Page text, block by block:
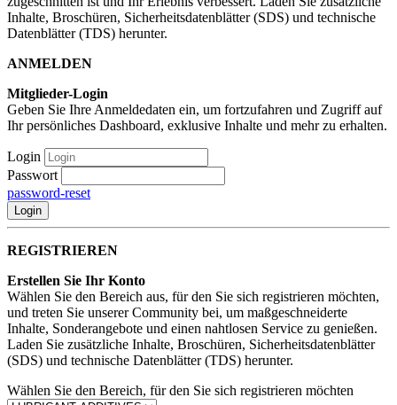
Inhalte, Broschüren, Sicherheitsdatenblätter (SDS) und technische
Datenblätter (TDS) herunter.
ANMELDEN
Mitglieder-Login
Geben Sie Ihre Anmeldedaten ein, um fortzufahren und Zugriff auf
Ihr persönliches Dashboard, exklusive Inhalte und mehr zu erhalten.
Login
Passwort
password-reset
Login
REGISTRIEREN
Erstellen Sie Ihr Konto
Wählen Sie den Bereich aus, für den Sie sich registrieren möchten,
und treten Sie unserer Community bei, um maßgeschneiderte
Inhalte, Sonderangebote und einen nahtlosen Service zu genießen.
Laden Sie zusätzliche Inhalte, Broschüren, Sicherheitsdatenblätter
(SDS) und technische Datenblätter (TDS) herunter.
Wählen Sie den Bereich, für den Sie sich registrieren möchten